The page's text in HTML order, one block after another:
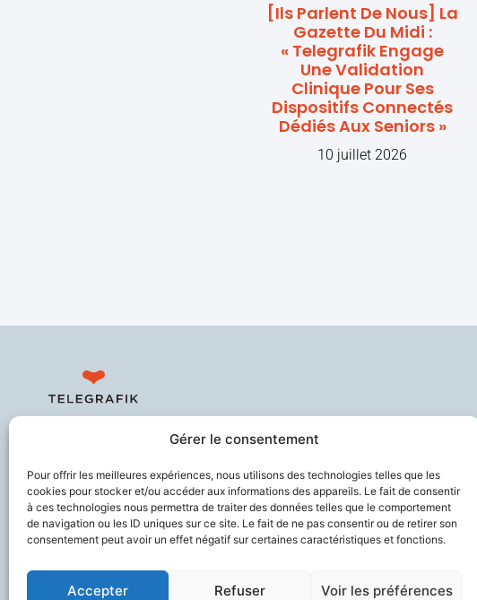
Gérer le consentement
Pour offrir les meilleures expériences, nous utilisons des technologies telles que les
cookies pour stocker et/ou accéder aux informations des appareils. Le fait de consentir
à ces technologies nous permettra de traiter des données telles que le comportement
de navigation ou les ID uniques sur ce site. Le fait de ne pas consentir ou de retirer son
consentement peut avoir un effet négatif sur certaines caractéristiques et fonctions.
Accepter Refuser Voir les préférences
[Ils Parlent De Nous] La
Gazette Du Midi :
« Telegrafik Engage
Une Validation
Clinique Pour Ses
Dispositifs Connectés
Dédiés Aux Seniors »
10 juillet 2026
lien avec leurs aidants et les
soignants, améliore le confort de
travail des professionnels du
vieillissement, et contribue à
prévenir la perte d’autonomie.